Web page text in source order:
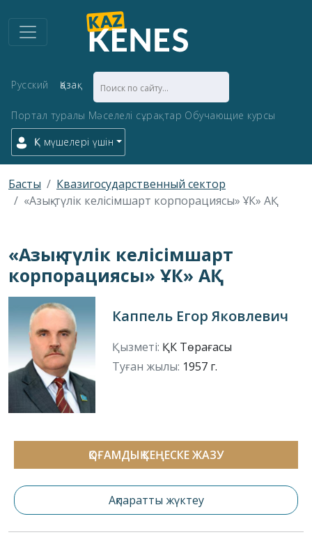
Русский Қазақ
Портал туралы Мәселелі сұрақтар Обучающие курсы
ҚК мүшелері үшін
Басты
Квазигосударственный сектор
«Азық-түлік келісімшарт корпорациясы» ҰК» АҚ
«Азық-түлік келісімшарт
корпорациясы» ҰК» АҚ
Каппель Егор Яковлевич
Қызметі: ҚК Төрағасы
Туған жылы: 1957 г.
ҚОҒАМДЫҚ КЕҢЕСКЕ ЖАЗУ
Ақпаратты жүктеу